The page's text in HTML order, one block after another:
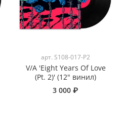
арт. S108-017-P2
V/A 'Eight Years Of Love
(Pt. 2)' (12" винил)
3 000 ₽